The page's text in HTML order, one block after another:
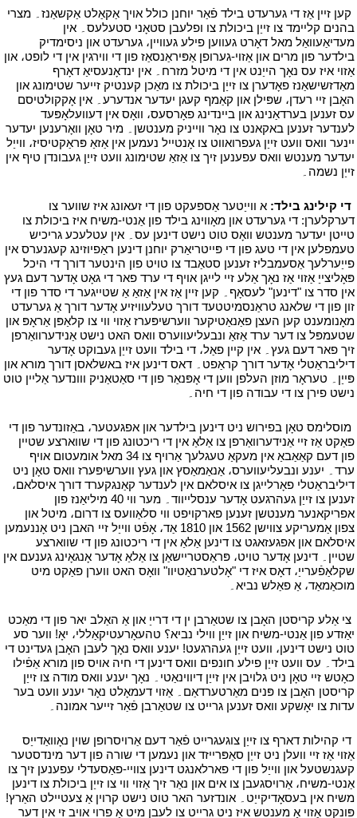
קען זיין אַז די גערעדט בילד פֿאַר יוחנן כולל אויך אַקאַלט אַקשאַנז۔ מצרי
בהנים קליימד צו זייַן ביכולת צו ופלעבן סטאָני סטעלעס۔ אין
מעדיאַעוואַל מאל דאָרט געווען פילע געוויין، גערעדט און ניסימדיק
בילדער פון מרים און אַזוי-גערופן אַפּיראַנסאַז פון די ווירגין אין די לופט، און
אַזוי איז עס נאָך הייַנט אין די מיטל מזרח۔ אין ינדאָנעסיאַ דאָרף
מאַדזשישאַנז פאָדערן צו זייַן ביכולת צו מאַכן קענטיק זייער שטימונג און
האָבן זיי רעדן، שפּילן און קאַמף קעגן יעדער אנדערע۔ אין אָקקולטיסם
עס זענען בערדאַנינג און ביינדינג פאָרסעס، וואָס אין דעוועלאָפּעד
לענדער זענען באקאנט צו נאָר ווייניק מענטשן۔ מיר טאָן וואָרענען יעדער
יינער וואס וועט זייַן געפרואווט צו אָנטייל נעמען אין אַזאַ פּראַקטיסיז، ווייַל
יעדער מענטש וואס עפענען זיך צו אַזאַ שטימונג וועט זייַן געבונדן טיף אין
זייַן נשמה۔
די קילינג בילד: א ווייַטער אַספּעקט פון די זעאונג איז שווער צו
דערקלערן: די גערעדט און מאָווינג בילד פון אַנטי-משיח איז ביכולת צו
טייטן יעדער מענטש וואָס טוט נישט דינען עס۔ אין עטלעכע גריכיש
טעמפלען אין די טעג פון די פּייטריאַרק יוחנן דינען ראַפיוזינג קעגנערס אין
פייַערלעך אַסעמבליז זענען סטאַבד צו טויט פון הינטער דורך די היכל
פּאָליצייַ אַזוי אַז נאָך אַלע זיי לייגן אויף די ערד פאר די גאָט אָדער דעם געץ
אין סדר צו "דינען" לעסאָף۔ קען זיין אַז אין אַזאַ אַ שטייגער די סדר פון די
זון פון די שלאנג טראַנסמיטטעד דורך טעלעוויזיע אָדער דורך אַ גערעדט
מאָנומענט קען העצן פאַנאַטיקער ווערשיפּערז אַזוי ווי צו קלאַפּן אַראָפּ און
שטעמפּל צו דער ערד אַזאַ ונבעליעווערס וואס האט נישט אַנידערוואַרפן
זיך פאר דעם געץ۔ אין קיין פאַל، די בילד וועט זייַן געבוקט אָדער
דיליבראַטלי אָדער דורך קראַפט۔ דאס דינען איז באשלאסן דורך מורא און
פּייַן۔ טעראָר מוזן העלפן ווען די אָפּנאַר פון די סאַטאַניק ווונדער אַליין טוט
נישט פירן צו די עבודה פון די חיה۔
מוסלימס טאָן בפירוש ניט דינען בילדער און אפגעטער، באַזונדער פון די
פאַקט אַז זיי אַנידערוואַרפן צו אַלאַ אין די ריכטונג פון די שווארצע שטיין
פון דעם קאַאַבאַ אין מעקאַ טעגלעך אַרויף צו 34 מאל אומעטום אויף
ערד۔ יענע ונבעליעווערס، אַנאַמאַסץ און געץ ווערשיפּערז וואס טאָן ניט
דיליבראַטלי פאָרלייגן צו איסלאם אין לענדער קאַנגקערד דורך איסלאם،
זענען צו זייַן געהרגעט אָדער ענסלייווד۔ מער ווי 40 מיליאַנז פון
אפריקאנער מענטשן זענען פארקויפט ווי סלאַוועס צו דרום، מיטל און
צפון אַמעריקע צווישן 1562 און 1810 אַד، אָפֿט ווייַל זיי האבן ניט אָננעמען
איסלאם און אפגעזאגט צו דינען אַלאַ אין די ריכטונג פון די שווארצע
שטיין۔ דינען אָדער טויט، פּראַסטריישאַן צו אַלאַ אָדער אָנגאָינג גענעם אין
שקלאַפֿערייַ، דאָס איז די "אָלטערנאַטיוו" וואָס האט ווערן פאַקט מיט
מוכאַמאַד، אַ פאַלש נביא۔
צי אַלע קריסטן האָבן צו שטאַרבן ין די דרייַ און אַ האַלב יאר פון די מאַכט
יאַזדע פון אַנטי-משיח און זייַן ווילי נביא؟ טהעאָרעטיקאַללי، יאָ! ווער סע
טוט נישט דינען، וועט זייַן געהרגעט! יענע וואס נאָך לעבן האָבן געדינט די
בילד۔ עס וועט זייַן פילע חונפים וואס דינען די חיה אויס פון מורא אַפֿילו
כאָטש זיי טאָן ניט גלויבן אין זייַן דיווינאַטי۔ נאָך יענע וואס מודה צו זייַן
קריסטן האָבן צו פּנים מאַרטערדאַם۔ אַזוי דעמאָלט נאָר יענע וועט בער
עדות צו יאָשקע וואס זענען גרייט צו שטאַרבן פֿאַר זייער אמונה۔
די קהילות דארף צו זייַן צוגעגרייט פֿאַר דעם אַרויסרופן שוין נאָוואַדייַס
אַזוי אַז זיי וועלן ניט זייַן סאַפּרייזד און נעמען די שורה פון דער מינדסטער
קעגנשטעל און ווייַל פון די פארלאנגט דינען צוויי-פאַסעדלי עפענען זיך צו
אַנטי-משיח، אַרויסגעבן צו אים און נאַר זיך אַזוי ווי צו זייַן ביכולת צו דינען
משיח אין בעסאָדיקייַט۔ אונדזער האר טוט נישט קרוין אַ צעטיילט האַרץ!
פּונקט אַזוי אַ מענטש איז ניט גרייט צו לעבן מיט אַ פרוי אויב זי אין דער